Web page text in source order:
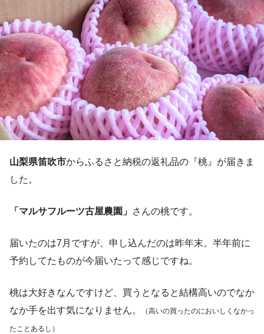
山梨県笛吹市からふるさと納税の返礼品の『桃』が届きま
した。
「マルサフルーツ古屋農園」 さんの桃です。
届いたのは7月ですが、申し込んだのは昨年末。半年前に
予約してたものが今届いたって感じですね。
桃は大好きなんですけど、買うとなると結構高いのでなか
なか手を出す気になりません。
（高いの買ったのにおいしくなかっ
たことあるし）